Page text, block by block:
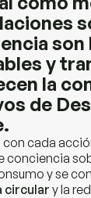
y
la
de
con cada
conciencia
y se
circulary la